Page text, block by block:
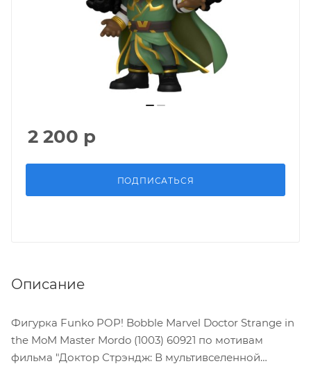
2 200 р
ПОДПИСАТЬСЯ
Описание
Фигурка Funko POP! Bobble Marvel Doctor Strange in
the MoM Master Mordo (1003) 60921 по мотивам
фильма "Доктор Стрэндж: В мультивселенной